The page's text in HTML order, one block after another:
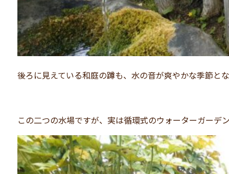
後ろに見えている和庭の蹲も、水の音が爽やかな季節と
この二つの水場ですが、実は循環式のウォーターガーデ